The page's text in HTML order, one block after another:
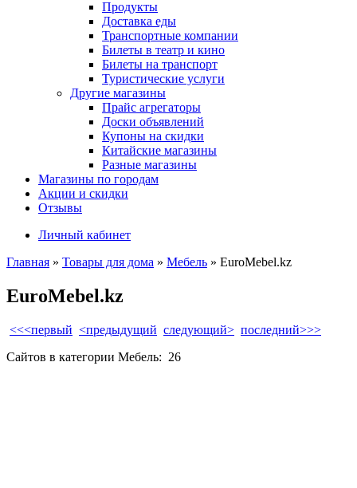
Продукты
Доставка еды
Транспортные компании
Билеты в театр и кино
Билеты на транспорт
Туристические услуги
Другие магазины
Прайс агрегаторы
Доски объявлений
Купоны на скидки
Китайские магазины
Разные магазины
Магазины по городам
Акции и скидки
Отзывы
Личный кабинет
Главная » Товары для дома » Мебель » EuroMebel.kz
EuroMebel.kz
<<<первый <предыдущий следующий> последний>>>
Сайтов в категории Мебель: 26